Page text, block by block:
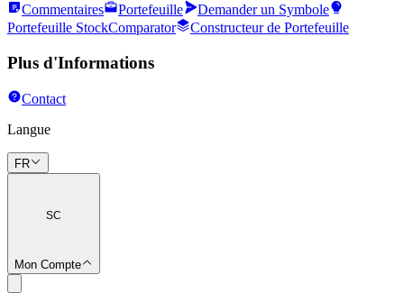
Commentaires
Portefeuille
Demander un Symbole
Portefeuille StockComparator
Constructeur de Portefeuille
Plus d'Informations
Contact
Langue
FR
SC
Mon Compte